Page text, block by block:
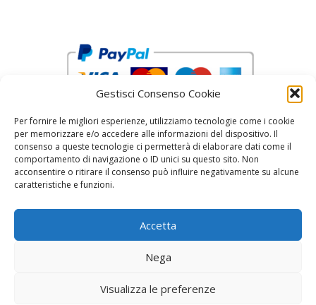
Gestisci Consenso Cookie
Per fornire le migliori esperienze, utilizziamo tecnologie come i cookie
per memorizzare e/o accedere alle informazioni del dispositivo. Il
consenso a queste tecnologie ci permetterà di elaborare dati come il
comportamento di navigazione o ID unici su questo sito. Non
acconsentire o ritirare il consenso può influire negativamente su alcune
caratteristiche e funzioni.
Accetta
Nega
Visualizza le preferenze
reCAPTCHA Google’s Privacy Policy and
© 2026 Fratelli Pinci by Fonderia Fattorini